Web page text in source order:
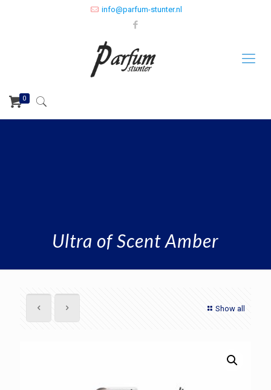
info@parfum-stunter.nl
0
Ultra of Scent Amber
Show all